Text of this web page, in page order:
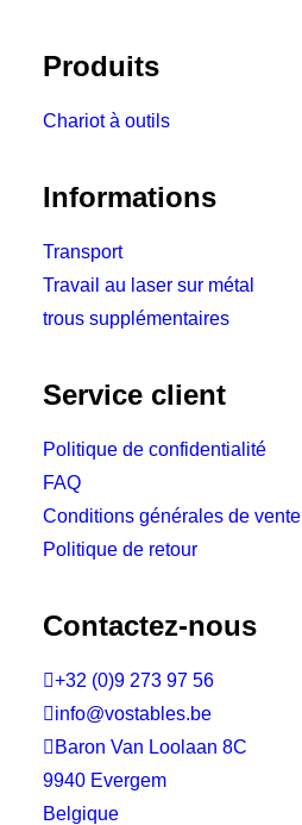
Produits
Chariot à outils
Informations
Transport
Travail au laser sur métal
trous supplémentaires
Service client
Politique de confidentialité
FAQ
Conditions générales de vente
Politique de retour
Contactez-nous
+32 (0)9 273 97 56
info@vostables.be
 Baron Van Loolaan 8C
9940 Evergem
Belgique